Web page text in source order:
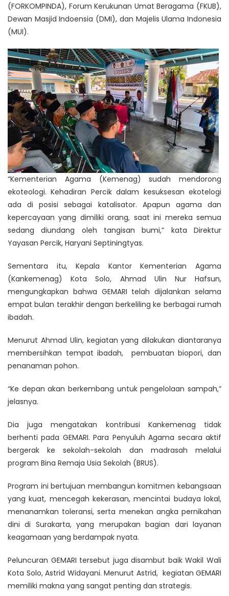
(FORKOMPINDA), Forum Kerukunan Umat Beragama (FKUB),
Dewan Masjid Indoensia (DMI), dan Majelis Ulama Indonesia
(MUI).
“Kementerian Agama (Kemenag) sudah mendorong
ekoteologi. Kehadiran Percik dalam kesuksesan ekotelogi
ada di posisi sebagai katalisator. Apapun agama dan
kepercayaan yang dimiliki orang, saat ini mereka semua
sedang diundang oleh tangisan bumi,” kata Direktur
Yayasan Percik, Haryani Septiningtyas.
Sementara itu, Kepala Kantor Kementerian Agama
(Kankemenag) Kota Solo, Ahmad Ulin Nur Hafsun,
mengungkapkan bahwa GEMARI telah dijalankan selama
empat bulan terakhir dengan berkeliling ke berbagai rumah
ibadah.
Menurut Ahmad Ulin, kegiatan yang dilakukan diantaranya
membersihkan tempat ibadah, pembuatan biopori, dan
penanaman pohon.
“Ke depan akan berkembang untuk pengelolaan sampah,”
jelasnya.
Dia juga mengatakan kontribusi Kankemenag tidak
berhenti pada GEMARI. Para Penyuluh Agama secara aktif
bergerak ke sekolah-sekolah dan madrasah melalui
program Bina Remaja Usia Sekolah (BRUS).
Program ini bertujuan membangun komitmen kebangsaan
yang kuat, mencegah kekerasan, mencintai budaya lokal,
menanamkan toleransi, serta menekan angka pernikahan
dini di Surakarta, yang merupakan bagian dari layanan
keagamaan yang berdampak nyata.
Peluncuran GEMARI tersebut juga disambut baik Wakil Wali
Kota Solo, Astrid Widayani. Menurut Astrid, kegiatan GEMARI
memiliki makna yang sangat penting dan strategis.